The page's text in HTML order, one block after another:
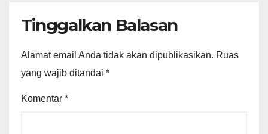
Tinggalkan Balasan
Alamat email Anda tidak akan dipublikasikan. Ruas
yang wajib ditandai *
Komentar *